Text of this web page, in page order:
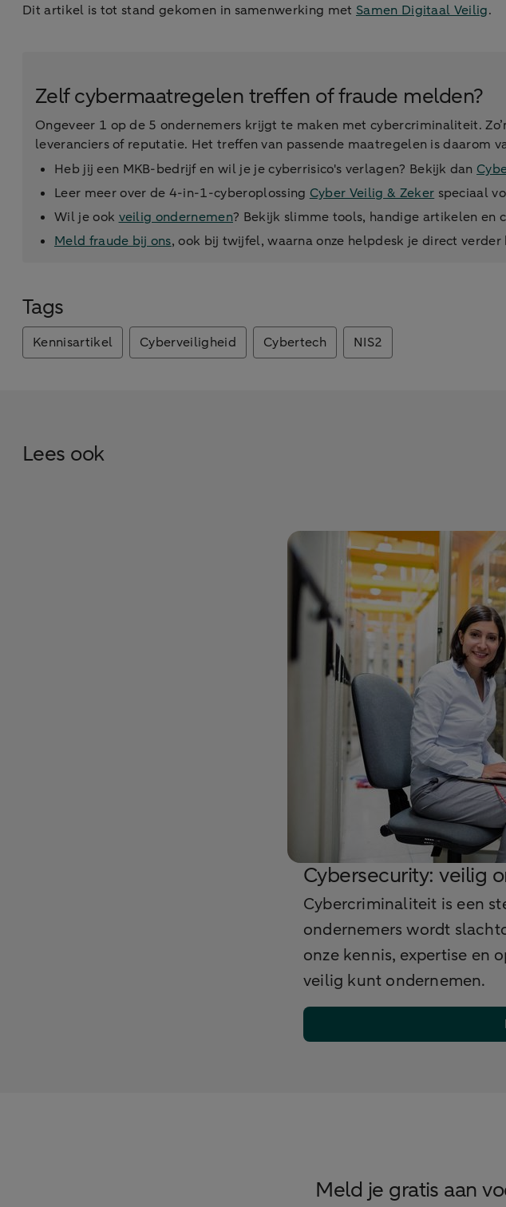
Dit artikel is tot stand gekomen in samenwerking met Samen Digitaal Veilig.
Zelf cybermaatregelen treffen of fraude melden?
Ongeveer 1 op de 5 ondernemers krijgt te maken met cybercriminaliteit.
leveranciers of reputatie. Het treffen van passende maatregelen is daarom
Heb jij een MKB-bedrijf en wil je je cyberrisico's verlagen? Bekijk dan
Leer meer over de 4-in-1-cyberoplossing Cyber Veilig & Zeker speciaal
Wil je ook veilig ondernemen? Bekijk slimme tools, handige artikelen en
Meld fraude bij ons, ook bij twijfel, waarna onze helpdesk je direct verder
Tags
Kennisartikel Cyberveiligheid Cybertech NIS2
Lees ook
Cybersecurity: veilig
Cybercriminaliteit is een
ondernemers wordt
onze kennis, expertise en
veilig kunt ondernemen.
Meld je gratis aan